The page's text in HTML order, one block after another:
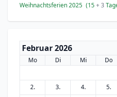
Weihnachtsferien 2025 (15+ 3
Februar 2026
Mo Di Mi Do
2.
3. 4. 5.